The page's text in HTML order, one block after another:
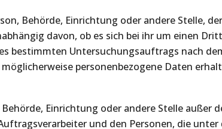
Behörde, Einrichtung oder andere Stelle, der
davon, ob es sich bei ihr um einen
bestimmten Untersuchungsauftrags nach
personenbezogene Daten
Einrichtung oder andere Stelle außer
und den Personen, die unter